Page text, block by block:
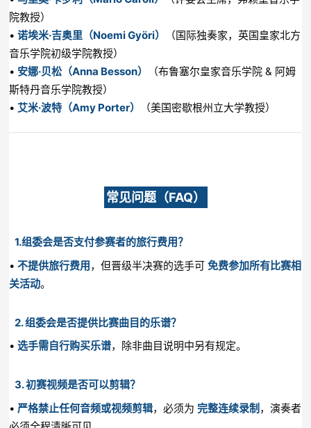
院教授）
•诺埃米·吉奥里（Noemi Györi）
（国际独奏家，英国皇家北方
音乐学院初级学院教授）
• 安娜·贝松（Anna Besson）
（布鲁塞尔皇家音乐学院 & 阿姆
斯特丹音乐学院教授）
• 艾米·波特（Amy Porter） （美国密歇根州立大学教授）
常见问题（FAQ）
1.组委会是否支付参赛者的旅行费用？
•不提供旅行费用，但晋级半决赛的选手可免费参加所有比赛相
关活动。
2. 组委会是否提供比赛曲目的乐谱？
•选手需自行购买乐谱，除非曲目说明中另有规定。
3. 初赛视频是否可以剪辑？
• 严格禁止任何音频或视频剪辑，必须为完整连续录制 ，演奏者